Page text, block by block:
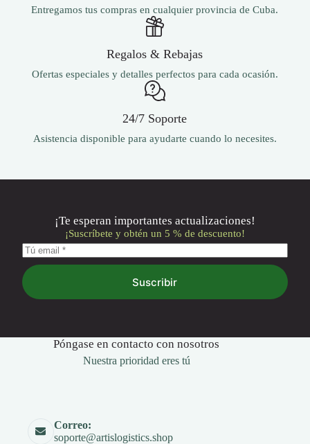
Entregamos tus compras en cualquier provincia de Cuba.
Regalos & Rebajas
Ofertas especiales y detalles perfectos para cada ocasión.
24/7 Soporte
Asistencia disponible para ayudarte cuando lo necesites.
¡Te esperan importantes actualizaciones!
¡Suscríbete y obtén un 5 % de descuento!
Suscribir
Póngase en contacto con nosotros
Nuestra prioridad eres tú
Correo:
soporte@artislogistics.shop